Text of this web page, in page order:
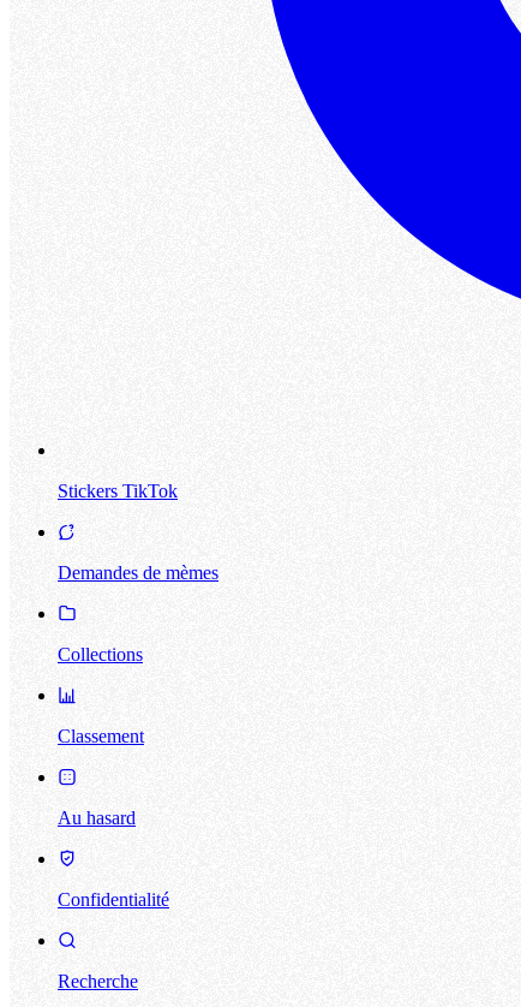
Stickers TikTok
Demandes de mèmes
Collections
Classement
Au hasard
Confidentialité
Recherche